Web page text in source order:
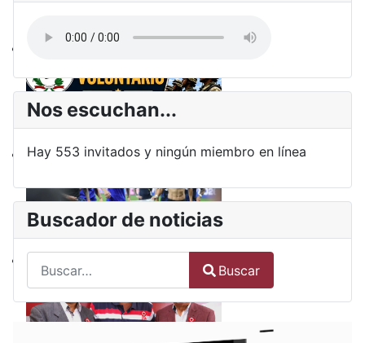
Nos escuchan...
Hay 553 invitados y ningún miembro en línea
Buscador de noticias
Type 2 or more characters for results.
Buscar